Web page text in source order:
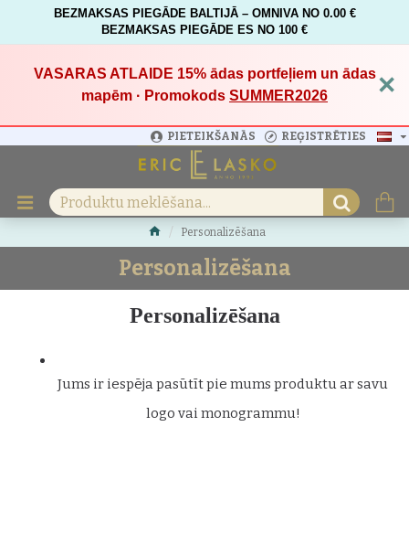
BEZMAKSAS PIEGĀDE BALTIJĀ – OMNIVA NO 0.00 €
BEZMAKSAS PIEGĀDE ES NO 100 €
VASARAS ATLAIDE 15%ādas portfeļiem un ādas
mapēm · Promokods SUMMER2026 ×
PIETEIKŠANĀS REĢISTRĒTIES
Personalizēšana
Personalizēšana
Personalizēšana
Jums ir iespēja pasūtīt pie mums produktu ar savu
logo vai monogrammu!